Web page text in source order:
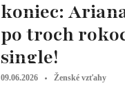
koniec:
po troch
single!
09.06.2026 Ženské vzťahy